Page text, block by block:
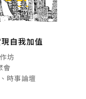
自我加值
坊
會
時事論壇